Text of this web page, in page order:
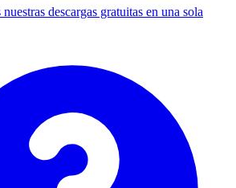
nuestras descargas gratuitas en una sola